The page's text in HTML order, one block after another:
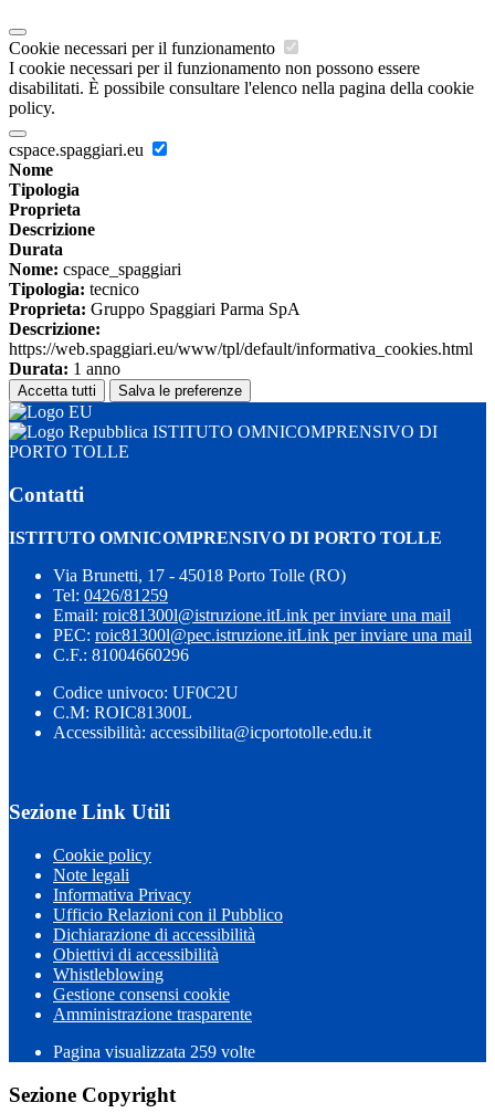
Cookie necessari per il funzionamento
I cookie necessari per il funzionamento non possono essere
disabilitati. È possibile consultare l'elenco nella pagina della cookie
policy.
cspace.spaggiari.eu
Nome
Tipologia
Proprieta
Descrizione
Durata
Nome: cspace_spaggiari
Tipologia: tecnico
Proprieta: Gruppo Spaggiari Parma SpA
Descrizione:
https://web.spaggiari.eu/www/tpl/default/informativa_cookies.html
Durata: 1 anno
Accetta tutti Salva le preferenze
ISTITUTO OMNICOMPRENSIVO DI
PORTO TOLLE
Contatti
ISTITUTO OMNICOMPRENSIVO DI PORTO TOLLE
Via Brunetti, 17 - 45018 Porto Tolle (RO)
Tel: 0426/81259
Email: roic81300l@istruzione.itLink per inviare una mail
PEC: roic81300l@pec.istruzione.itLink per inviare una mail
C.F.: 81004660296
Codice univoco: UF0C2U
C.M: ROIC81300L
Accessibilità: accessibilita@icportotolle.edu.it
Sezione Link Utili
Cookie policy
Note legali
Informativa Privacy
Ufficio Relazioni con il Pubblico
Dichiarazione di accessibilità
Obiettivi di accessibilità
Whistleblowing
Gestione consensi cookie
Amministrazione trasparente
Pagina visualizzata 259 volte
Sezione Copyright